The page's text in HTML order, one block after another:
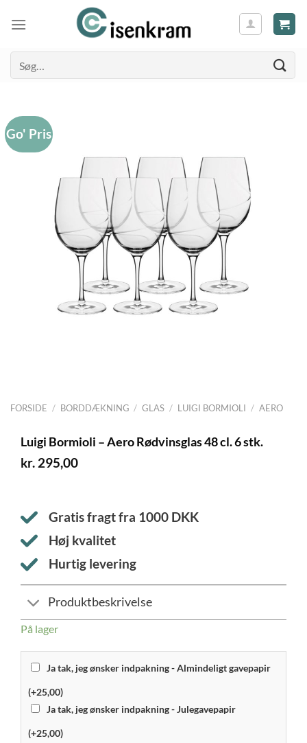
efter:
FORSIDE / BORDDÆKNING / GLAS / LUIGI BORMIOLI / AERO
Go' Pris
Luigi Bormioli – Aero Rødvinsglas 48 cl. 6 stk.
kr. 295,00
Gratis fragt fra 1000 DKK
Høj kvalitet
Hurtig levering
Produktbeskrivelse
På lager
Ja tak, jeg ønsker indpakning - Almindeligt gavepapir
(+25,00)
Ja tak, jeg ønsker indpakning - Julegavepapir
(+25,00)